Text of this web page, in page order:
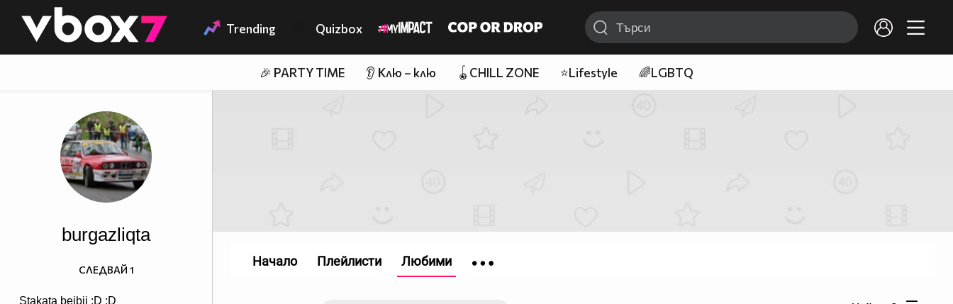
👾 Trending Quizbox
🎉 PARTY TIME 👂 Клю – клю 🪀CHILL ZONE ⭐Lifestyle 🌈LGBTQ
burgazliqta
Stakata beibii :D :D
СЛЕДВАЙ 1
Начало Плейлисти Любими